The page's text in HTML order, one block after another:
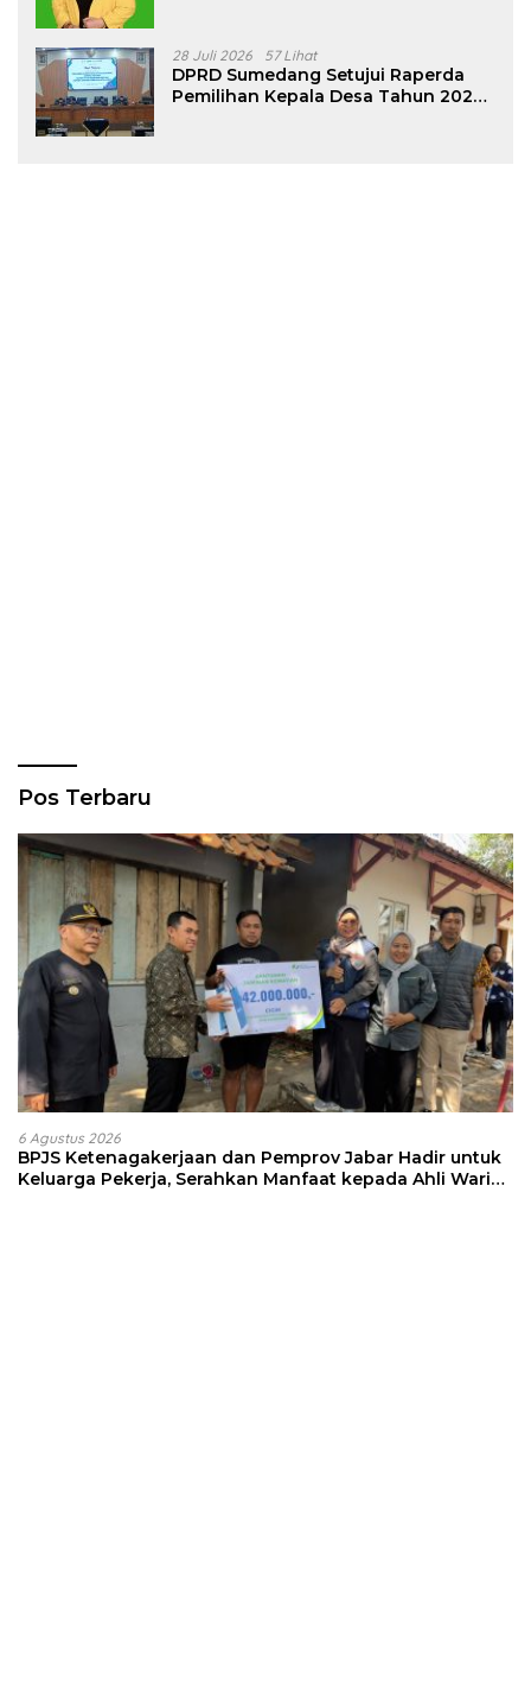
28 Juli 2026 57 Lihat
DPRD Sumedang Setujui Raperda
Pemilihan Kepala Desa Tahun 2026
Pos Terbaru
6 Agustus 2026
BPJS Ketenagakerjaan dan Pemprov Jabar Hadir untuk
Keluarga Pekerja, Serahkan Manfaat kepada Ahli Waris